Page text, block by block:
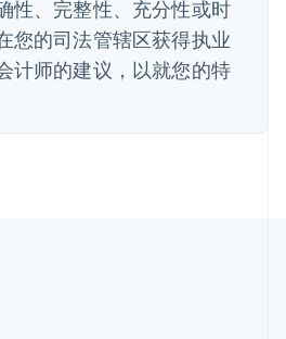
性、完整性、充分性或时
您的司法管辖区获得执业
计师的建议，以就您的特